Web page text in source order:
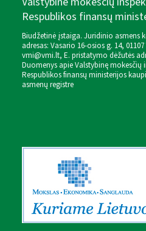
Respublikos finansų
Biudžetinė įstaiga. Juridinio asmens
adresas: Vasario 16-osios g. 14,
vmi@vmi.lt, E. pristatymo dėžutės
Duomenys apie Valstybinę mokesčių
Respublikos finansų ministerijos
asmenų registre